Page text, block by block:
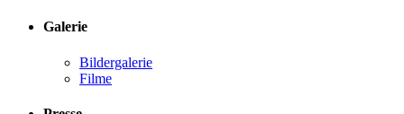
Galerie
Bildergalerie
Filme